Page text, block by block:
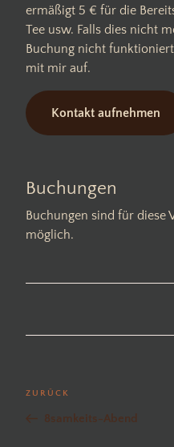
ermäßigt 5 € für die
Tee usw. Falls dies nicht
Buchung nicht
mit mir auf.
Kontakt aufnehmen
Buchungen
Buchungen sind für diese
möglich.
Beitragsnavigation
Vorheriger
Beitrag
ZURÜCK
8samkeits-Abend